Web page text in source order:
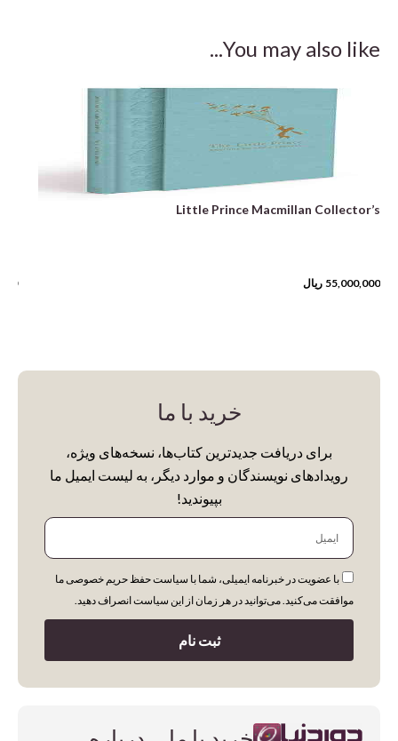
You may also like...
Little Prince Macmillan Collector’s
55,000,000 ریال
خرید با ما
برای دریافت جدیدترین کتاب‌ها، نسخه‌های ویژه،
رویدادهای نویسندگان و موارد دیگر، به لیست ایمیل ما
بپیوندید!
ایمیل
با عضویت در خبرنامه ایمیلی، شما با سیاست حفظ حریم خصوصی ما
موافقت می‌کنید. می‌توانید در هر زمان از این سیاست انصراف دهید.
ثبت نام